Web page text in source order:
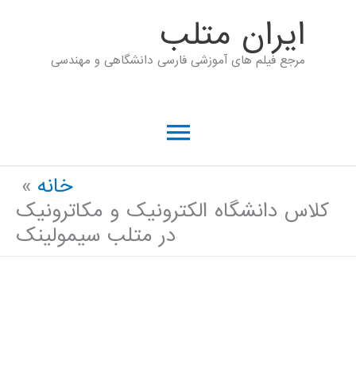
ايران متلب
مرجع فیلم های آموزشی فارسی دانشگاهی و مهندسی
فهرست
خانه
کلاس دانشگاه الکترونیک و مکاترونیک
در متلب سیمولینک